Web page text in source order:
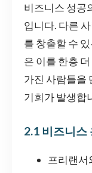
비즈니스 성공
입니다. 다른
를 창출할 수
은 이를 한층
가진 사람들을
기회가 발생합
2.1 비즈니스
프리랜서